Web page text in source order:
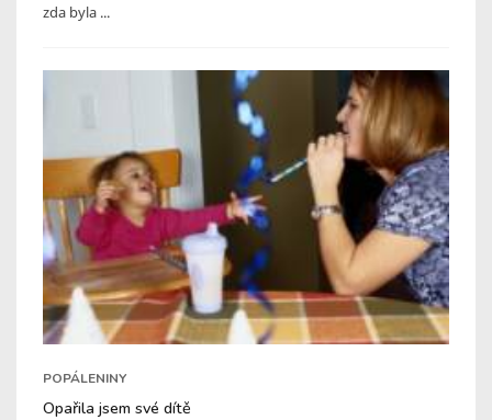
zda byla ...
POPÁLENINY
Opařila jsem své dítě